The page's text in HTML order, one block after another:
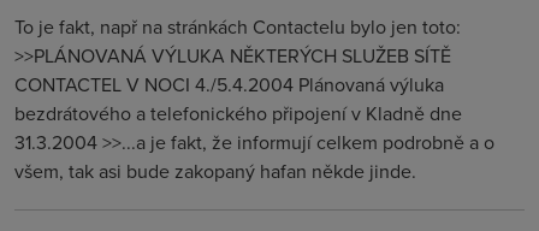
To je fakt, např na stránkách Contactelu bylo jen toto:
>>PLÁNOVANÁ VÝLUKA NĚKTERÝCH SLUŽEB SÍTĚ
CONTACTEL V NOCI 4./5.4.2004 Plánovaná výluka
bezdrátového a telefonického připojení v Kladně dne
31.3.2004 >>...a je fakt, že informují celkem podrobně a o
všem, tak asi bude zakopaný hafan někde jinde.